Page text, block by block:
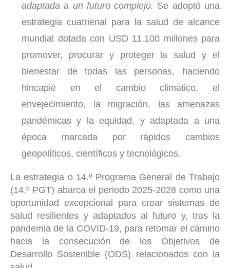
adaptada a un futuro complejo. Se adoptó una
estrategia cuatrienal para la salud de alcance
mundial dotada con USD 11.100 millones para
promover, procurar y proteger la salud y el
bienestar de todas las personas, haciendo
hincapié en el cambio climático, el
envejecimiento, la migración, las amenazas
pandémicas y la equidad, y adaptada a una
época marcada por rápidos cambios
geopolíticos, científicos y tecnológicos.
La estrategia o 14.º Programa General de Trabajo
(14.º PGT) abarca el periodo 2025-2028 como una
oportunidad excepcional para crear sistemas de
salud resilientes y adaptados al futuro y, tras la
pandemia de la COVID-19, para retomar el camino
hacia la consecución de los Objetivos de
Desarrollo Sostenible (ODS) relacionados con la